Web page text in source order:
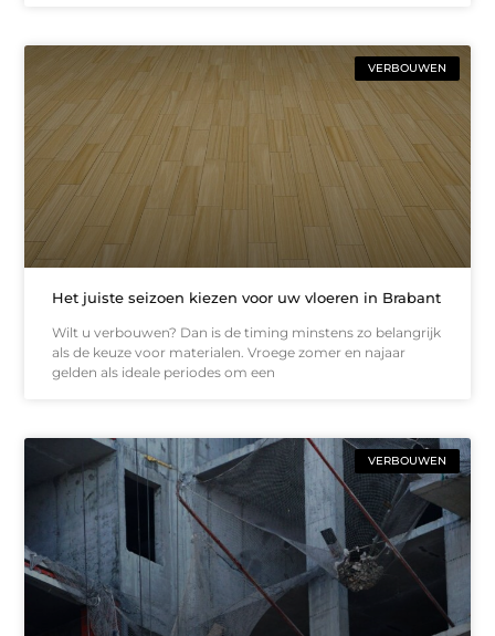
VERBOUWEN
Het juiste seizoen kiezen voor uw vloeren in Brabant
Wilt u verbouwen? Dan is de timing minstens zo belangrijk
als de keuze voor materialen. Vroege zomer en najaar
gelden als ideale periodes om een
VERBOUWEN